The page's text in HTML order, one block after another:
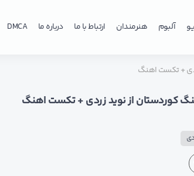
آلبوم هنرمندان ارتباط با ما درباره ما DMCA
+ تکست اهنگ
کوردستان از نوید زردی + تکست اهنگ